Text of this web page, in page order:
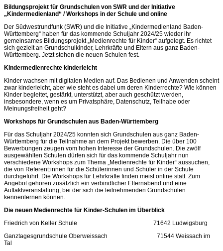
Bildungsprojekt für Grundschulen von SWR und der Initiative
„Kindermedienland“ / Workshops in der Schule und online
Der Südwestrundfunk (SWR) und die Initiative „Kindermedienland Baden-
Württemberg“ haben für das kommende Schuljahr 2024/25 wieder ihr
gemeinsames Bildungsprojekt „Medienrechte für Kinder“ aufgelegt. Es richtet
sich gezielt an Grundschulkinder, Lehrkräfte und Eltern aus ganz Baden-
Württemberg. Jetzt stehen die neuen Schulen fest.
Kindermedienrechte kinderleicht
Kinder wachsen mit digitalen Medien auf. Das Bedienen und Anwenden scheint
zwar kinderleicht, aber wie steht es dabei um deren Kinderrechte? Wie können
Kinder begleitet, gestärkt, unterstützt, aber auch geschützt werden,
insbesondere, wenn es um Privatsphäre, Datenschutz, Teilhabe oder
Meinungsfreiheit geht?
Workshops für Grundschulen aus Baden-Württemberg
Für das Schuljahr 2024/25 konnten sich Grundschulen aus ganz Baden-
Württemberg für die Teilnahme an dem Projekt bewerben. Die über 100
Bewerbungen zeugen vom hohen Interesse der Grundschulen. Die zwölf
ausgewählten Schulen dürfen sich für das kommende Schuljahr nun
verschiedene Workshops zum Thema „Medienrechte für Kinder“ aussuchen,
die von Referent:innen für die Schülerinnen und Schüler in der Schule
durchgeführt. Die Workshops für Lehrkräfte finden meist online statt. Zum
Angebot gehören zusätzlich ein verbindlicher Elternabend und eine
Auftaktveranstaltung, bei der sich die teilnehmenden Grundschulen
kennenlernen können.
Die neuen Medienrechte für Kinder-Schulen im Überblick
Friedrich von Keller Schule 71642 Ludwigsburg
Ganztagesgrundschule Oberweissach 71544 Weissach im
Tal